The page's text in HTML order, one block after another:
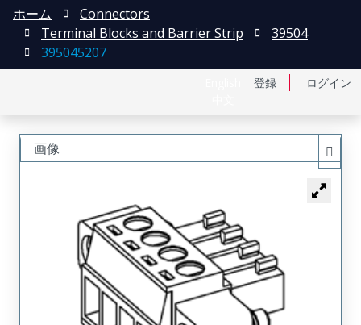
登録 ログイン
ホーム
Connectors
Terminal Blocks and Barrier Strip
39504
395045207
画像